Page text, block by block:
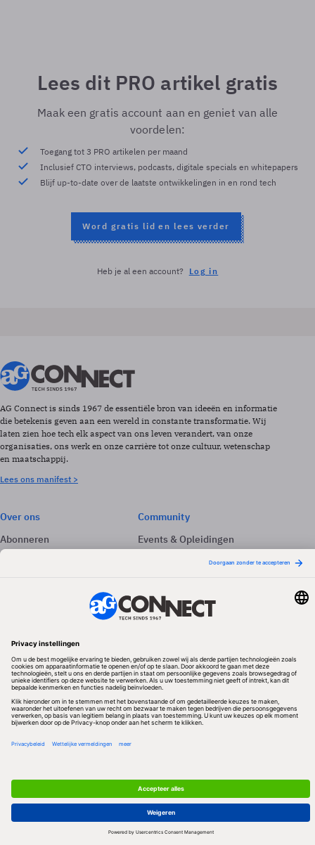
Lees dit PRO artikel gratis
Maak een gratis account aan en geniet van alle
voordelen:
Toegang tot 3 PRO artikelen per maand
Inclusief CTO interviews, podcasts, digitale specials en whitepapers
Blijf up-to-date over de laatste ontwikkelingen in en rond tech
Word gratis lid en lees verder
Heb je al een account? Log in
AG Connect is sinds 1967 de essentiële bron van ideeën en informatie
die betekenis geven aan een wereld in constante transformatie. Wij
laten zien hoe tech elk aspect van ons leven verandert, van onze
organisaties, ons werk en onze carrière tot onze cultuur, wetenschap
en maatschappij.
Lees ons manifest >
Over ons
Abonneren
Adverteren
Community
Events & Opleidingen
Volg ons
Redactionele partner
Algemene Voorwaarden & Copyrights